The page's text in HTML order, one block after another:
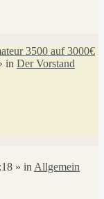
3500 auf 3000€
in Der Vorstand
» in Allgemein